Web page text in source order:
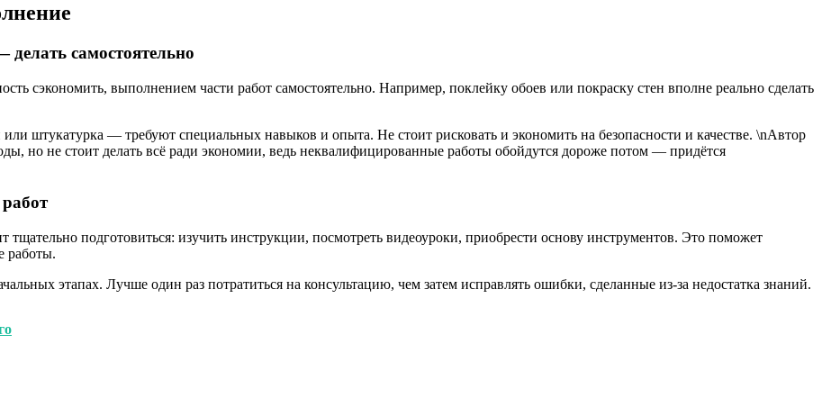
делать самостоятельно
сэкономить, выполнением части работ самостоятельно. Например, поклейку обоев или покраску стен вполне реально сделать
штукатурка — требуют специальных навыков и опыта. Не стоит рисковать и экономить на безопасности и качестве. \nАвтор
но не стоит делать всё ради экономии, ведь неквалифицированные работы обойдутся дороже потом — придётся
тщательно подготовиться: изучить инструкции, посмотреть видеоуроки, приобрести основу инструментов. Это поможет
работы.
этапах. Лучше один раз потратиться на консультацию, чем затем исправлять ошибки, сделанные из-за недостатка знаний.